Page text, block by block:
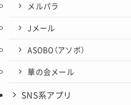
メルパラ
Jメール
ASOBO（アソボ）
華の会メール
SNS系アプリ